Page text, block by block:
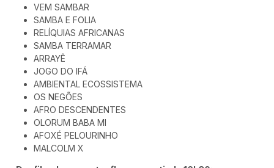
VEM SAMBAR
SAMBA E FOLIA
RELÍQUIAS AFRICANAS
SAMBA TERRAMAR
ARRAYÊ
JOGO DO IFÁ
AMBIENTAL ECOSSISTEMA
OS NEGÕES
AFRO DESCENDENTES
OLORUM BABA MI
AFOXÉ PELOURINHO
MALCOLM X